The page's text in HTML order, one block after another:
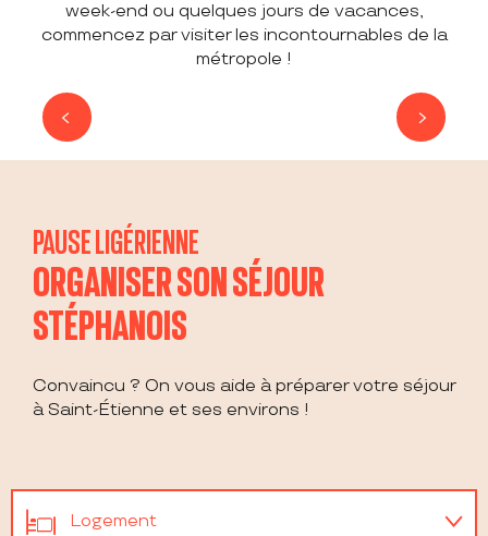
week-end ou quelques jours de vacances,
commencez par visiter les incontournables de la
métropole !
PAUSE LIGÉRIENNE
ORGANISER SON SÉJOUR
STÉPHANOIS
Convaincu ? On vous aide à préparer votre séjour
à Saint-Étienne et ses environs !
Logement